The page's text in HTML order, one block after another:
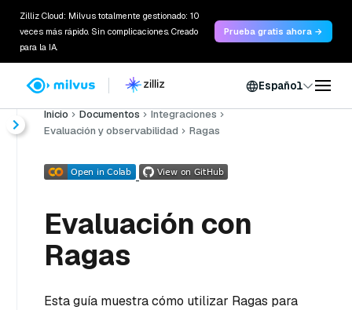
Zilliz Cloud: Milvus totalmente gestionado: 10
veces más rápido. Sin complicaciones. Creado
para la IA.
Prueba gratis ahora →
Español
Inicio Documentos
Integraciones
Evaluación y observabilidad
Ragas
Evaluación con
Ragas
Esta guía muestra cómo utilizar Ragas para